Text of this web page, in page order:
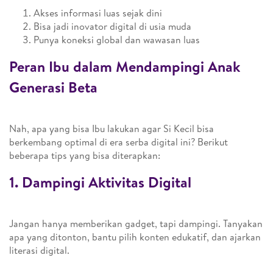
Akses informasi luas sejak dini
Bisa jadi inovator digital di usia muda
Punya koneksi global dan wawasan luas
Peran Ibu dalam Mendampingi Anak
Generasi Beta
Nah, apa yang bisa Ibu lakukan agar Si Kecil bisa
berkembang optimal di era serba digital ini? Berikut
beberapa tips yang bisa diterapkan:
1. Dampingi Aktivitas Digital
Jangan hanya memberikan gadget, tapi dampingi. Tanyakan
apa yang ditonton, bantu pilih konten edukatif, dan ajarkan
literasi digital.